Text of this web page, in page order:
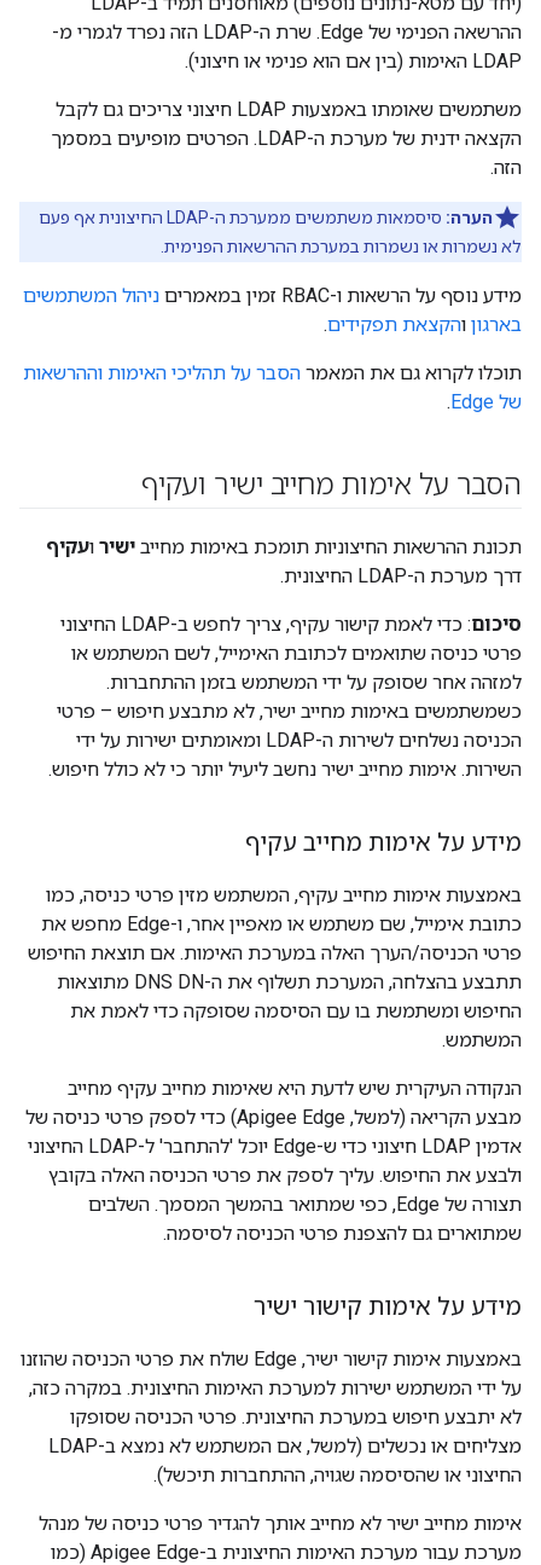
ההרשאה הפנימי של Edge. שרת ה-LDAP הזה נפרד לגמרי מ-
LDAP האימות (בין אם הוא פנימי או חיצוני).
משתמשים שאומתו באמצעות LDAP חיצוני צריכים גם לקבל
הקצאה ידנית של מערכת ה-LDAP. הפרטים מופיעים במסמך
הזה.
הערה:
סיסמאות משתמשים ממערכת ה-LDAP החיצונית אף פעם
לא נשמרות או נשמרות במערכת ההרשאות הפנימית.
מידע נוסף על הרשאות ו-RBAC זמין במאמרים
ניהול המשתמשים
בארגון והקצאת תפקידים.
תוכלו לקרוא גם את המאמר הסבר על תהליכי האימות וההרשאות
של Edge
.
הסבר על אימות מחייב ישיר ועקיף
תכונת ההרשאות החיצוניות תומכת באימות מחייב ישיר ועקיף
דרך מערכת ה-LDAP החיצונית.
סיכום
: כדי לאמת קישור עקיף, צריך לחפש ב-LDAP החיצוני
פרטי כניסה שתואמים לכתובת האימייל, לשם המשתמש או
למזהה אחר שסופק על ידי המשתמש בזמן ההתחברות.
כשמשתמשים באימות מחייב ישיר, לא מתבצע חיפוש – פרטי
הכניסה נשלחים לשירות ה-LDAP ומאומתים ישירות על ידי
השירות. אימות מחייב ישיר נחשב ליעיל יותר כי לא כולל חיפוש.
מידע על אימות מחייב עקיף
באמצעות אימות מחייב עקיף, המשתמש מזין פרטי כניסה, כמו
כתובת אימייל, שם משתמש או מאפיין אחר, ו-Edge מחפש את
פרטי הכניסה/הערך האלה במערכת האימות. אם תוצאת החיפוש
תתבצע בהצלחה, המערכת תשלוף את ה-DNS DN מתוצאות
החיפוש ומשתמשת בו עם הסיסמה שסופקה כדי לאמת את
המשתמש.
הנקודה העיקרית שיש לדעת היא שאימות מחייב עקיף מחייב
מבצע הקריאה (למשל, Apigee Edge) כדי לספק פרטי כניסה של
אדמין LDAP חיצוני כדי ש-Edge יוכל 'להתחבר' ל-LDAP החיצוני
ולבצע את החיפוש. עליך לספק את פרטי הכניסה האלה בקובץ
תצורה של Edge, כפי שמתואר בהמשך המסמך. השלבים
שמתוארים גם להצפנת פרטי הכניסה לסיסמה.
מידע על אימות קישור ישיר
באמצעות אימות קישור ישיר, Edge שולח את פרטי הכניסה שהוזנו
על ידי המשתמש ישירות למערכת האימות החיצונית. במקרה כזה,
לא יתבצע חיפוש במערכת החיצונית. פרטי הכניסה שסופקו
מצליחים או נכשלים (למשל, אם המשתמש לא נמצא ב-LDAP
החיצוני או שהסיסמה שגויה, ההתחברות תיכשל).
אימות מחייב ישיר לא מחייב אותך להגדיר פרטי כניסה של מנהל
מערכת עבור מערכת האימות החיצונית ב-Apigee Edge (כמו